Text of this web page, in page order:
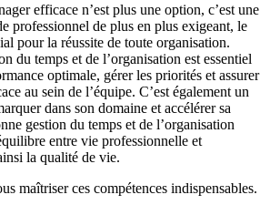
efficace n’est plus une option, c’est une
professionnel de plus en plus exigeant, le
pour la réussite de toute organisation.
du temps et de l’organisation est essentiel
optimale, gérer les priorités et assurer
au sein de l’équipe. C’est également un
dans son domaine et accélérer sa
gestion du temps et de l’organisation
entre vie professionnelle et
la qualité de vie.
maîtriser ces compétences indispensables.